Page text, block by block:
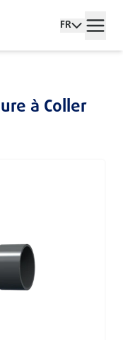
FR
à Coller